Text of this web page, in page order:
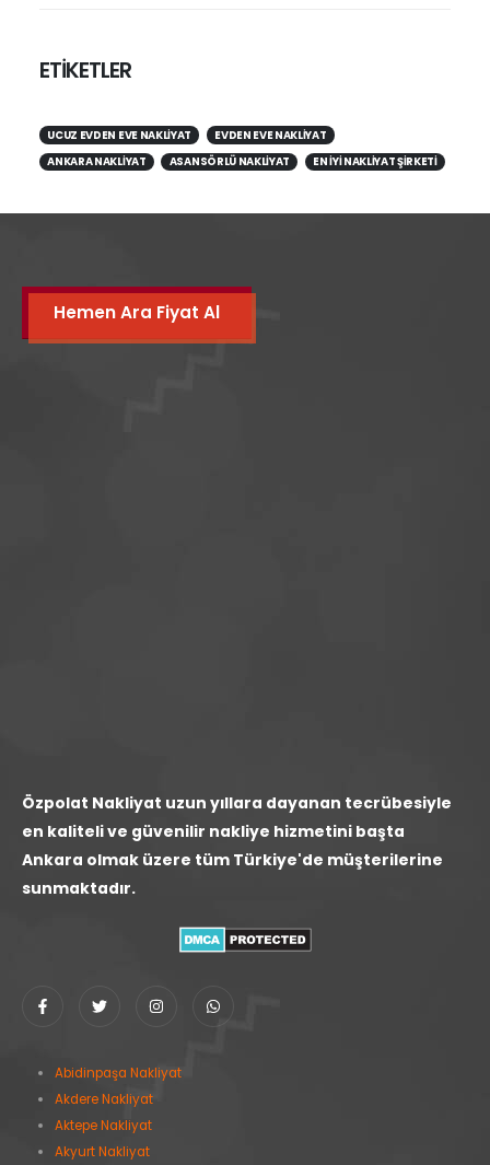
ETİKETLER
UCUZ EVDEN EVE NAKLIYAT
EVDEN EVE NAKLIYAT
ANKARA NAKLIYAT
ASANSÖRLÜ NAKLIYAT EN IYI NAKLIYAT ŞIRKETI
Hemen Ara Fiyat Al
Özpolat Nakliyat uzun yıllara dayanan tecrübesiyle
en kaliteli ve güvenilir nakliye hizmetini başta
Ankara olmak üzere tüm Türkiye'de müşterilerine
sunmaktadır.
Abidinpaşa Nakliyat
Akdere Nakliyat
Aktepe Nakliyat
Akyurt Nakliyat